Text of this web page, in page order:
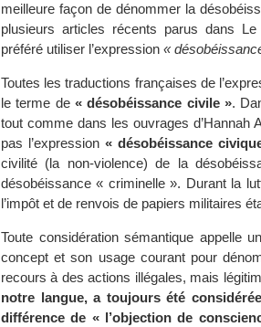
meilleure façon de dénommer la
plusieurs articles récents parus dans
préféré utiliser l’expression «
Toutes les traductions françaises de
le terme de « désobéissance civile ».
tout comme dans les ouvrages
pas l’expression « désobéissance
civilité (la non-violence) de la
désobéissance « criminelle ». Durant la
l’impôt et de renvois de papiers militaires
Toute considération sémantique appelle
concept et son usage courant pour
recours à des actions illégales, mais
notre langue, a toujours été
différence de « l’objection de